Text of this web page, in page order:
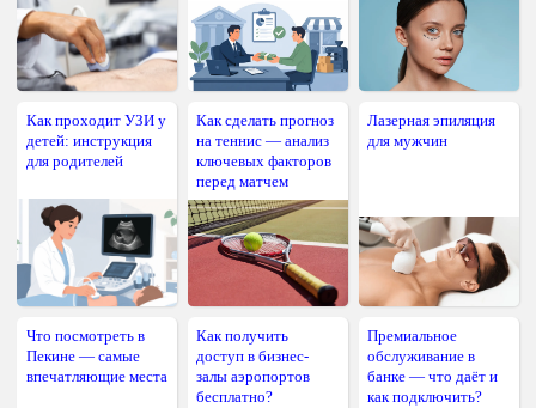
Как проходит УЗИ у
детей: инструкция
для родителей
Как сделать прогноз
на теннис — анализ
ключевых факторов
перед матчем
Лазерная эпиляция
для мужчин
Что посмотреть в
Пекине — самые
впечатляющие места
Как получить
доступ в бизнес-
залы аэропортов
бесплатно?
Премиальное
обслуживание в
банке — что даёт и
как подключить?